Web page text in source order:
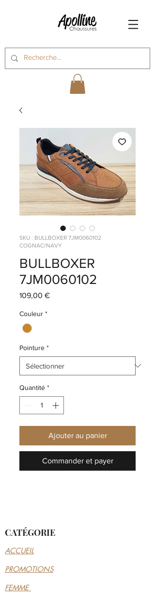
SKU : BULLBOXER 7JM0060102
COGNAC/NAVY
BULLBOXER
7JM0060102
109,00 €Prix
Couleur *
Pointure *
Quantité *
Ajouter au panier
Commander et payer
CATÉGORIE
ACCUEIL
PROMOTIONS
FEMME